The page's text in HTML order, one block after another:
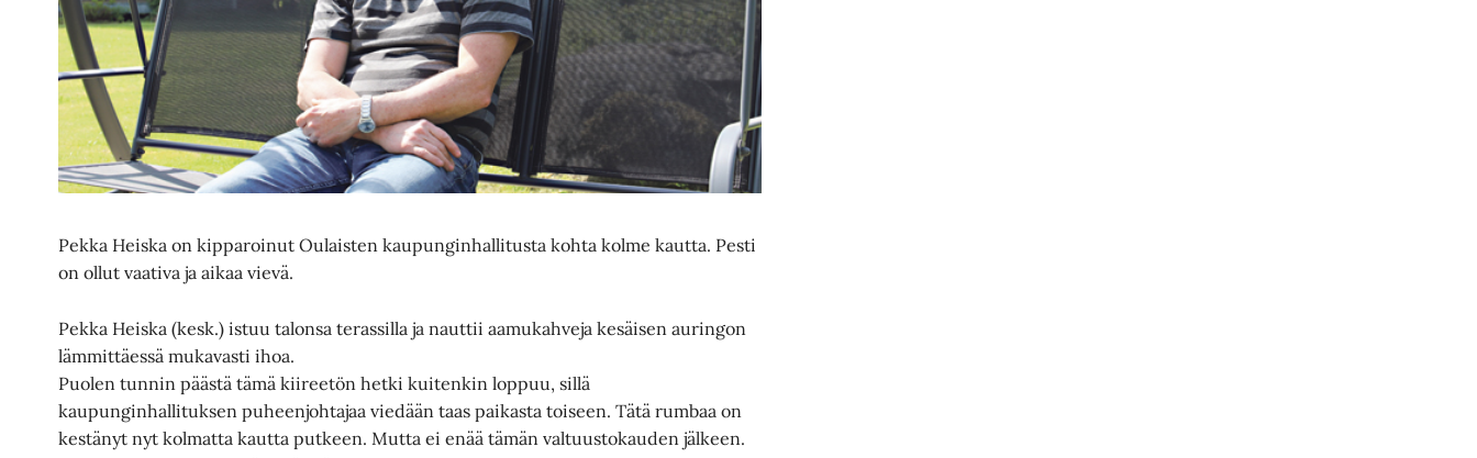
Pekka Heiska on kipparoinut Oulaisten kaupunginhallitusta kohta kolme kautta. Pesti
on ollut vaativa ja aikaa vievä.
Pekka Heiska (kesk.) istuu talonsa terassilla ja nauttii aamukahveja kesäisen auringon
lämmittäessä mukavasti ihoa.
Puolen tunnin päästä tämä kiireetön hetki kuitenkin loppuu, sillä
kaupunginhallituksen puheenjohtajaa viedään taas paikasta toiseen. Tätä rumbaa on
kestänyt nyt kolmatta kautta putkeen. Mutta ei enää tämän valtuustokauden jälkeen.